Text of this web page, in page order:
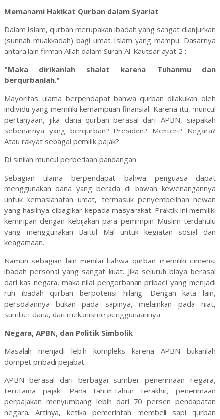
Memahami Hakikat Qurban dalam Syariat
Dalam Islam, qurban merupakan ibadah yang sangat dianjurkan
(sunnah muakkadah) bagi umat Islam yang mampu. Dasarnya
antara lain firman Allah dalam Surah Al-Kautsar ayat 2 :
"Maka dirikanlah shalat karena Tuhanmu dan
berqurbanlah."
Mayoritas ulama berpendapat bahwa qurban dilakukan oleh
individu yang memiliki kemampuan finansial. Karena itu, muncul
pertanyaan, jika dana qurban berasal dari APBN, siapakah
sebenarnya yang berqurban? Presiden? Menteri? Negara?
Atau rakyat sebagai pemilik pajak?
Di sinilah muncul perbedaan pandangan.
Sebagian ulama berpendapat bahwa penguasa dapat
menggunakan dana yang berada di bawah kewenangannya
untuk kemaslahatan umat, termasuk penyembelihan hewan
yang hasilnya dibagikan kepada masyarakat. Praktik ini memiliki
kemiripan dengan kebijakan para pemimpin Muslim terdahulu
yang menggunakan Baitul Mal untuk kegiatan sosial dan
keagamaan.
Namun sebagian lain menilai bahwa qurban memiliki dimensi
ibadah personal yang sangat kuat. Jika seluruh biaya berasal
dari kas negara, maka nilai pengorbanan pribadi yang menjadi
ruh ibadah qurban berpotensi hilang. Dengan kata lain,
persoalannya bukan pada sapinya, melainkan pada niat,
sumber dana, dan mekanisme penggunaannya.
Negara, APBN, dan Politik Simbolik
Masalah menjadi lebih kompleks karena APBN bukanlah
dompet pribadi pejabat.
APBN berasal dari berbagai sumber penerimaan negara,
terutama pajak. Pada tahun-tahun terakhir, penerimaan
perpajakan menyumbang lebih dari 70 persen pendapatan
negara. Artinya, ketika pemerintah membeli sapi qurban